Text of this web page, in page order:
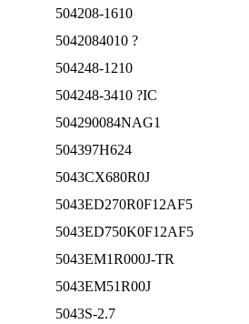
504208-1610
5042084010 ?
504248-1210
504248-3410 ?IC
504290084NAG1
504397H624
5043CX680R0J
5043ED270R0F12AF5
5043ED750K0F12AF5
5043EM1R000J-TR
5043EM51R00J
5043S-2.7